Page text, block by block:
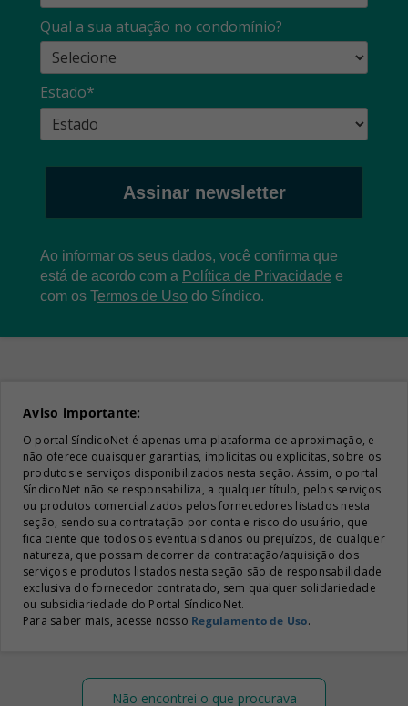
Qual a sua atuação no condomínio?
Estado*
Assinar newsletter
Ao informar os seus dados, você confirma que
está de acordo com a Política de Privacidade e
com os Termos de Uso do Síndico.
Aviso importante:
O portal SíndicoNet é apenas uma plataforma de aproximação, e
não oferece quaisquer garantias, implícitas ou explicitas, sobre os
produtos e serviços disponibilizados nesta seção. Assim, o portal
SíndicoNet não se responsabiliza, a qualquer título, pelos serviços
ou produtos comercializados pelos fornecedores listados nesta
seção, sendo sua contratação por conta e risco do usuário, que
fica ciente que todos os eventuais danos ou prejuízos, de qualquer
natureza, que possam decorrer da contratação/aquisição dos
serviços e produtos listados nesta seção são de responsabilidade
exclusiva do fornecedor contratado, sem qualquer solidariedade
ou subsidiariedade do Portal SíndicoNet.
Para saber mais, acesse nosso Regulamento de Uso.
Não encontrei o que procurava